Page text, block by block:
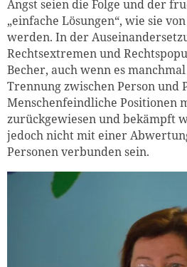
Angst seien die Folge und der
„einfache Lösungen“, wie sie
werden. In der
Rechtsextremen und
Becher, auch wenn es
Trennung zwischen Person und
Menschenfeindliche Positionen
zurückgewiesen und bekämpft
jedoch nicht mit einer
Personen verbunden sein.